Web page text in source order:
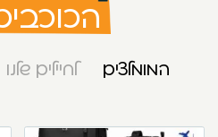
המומלצים לחיילים שלנו